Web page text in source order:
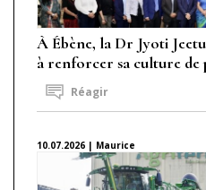
À Ébène, la Dr Jyoti
à renforcer sa culture de
Réagir
10.07.2026 | Maurice